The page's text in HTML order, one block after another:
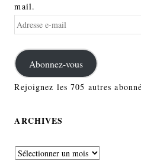
mail.
Adresse
mail
Abonnez-vous
Rejoignez les 705 autres
ARCHIVES
Archives